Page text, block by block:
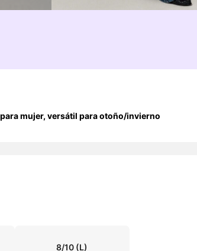
mujer, versátil para otoño/invierno
8/10 (L)